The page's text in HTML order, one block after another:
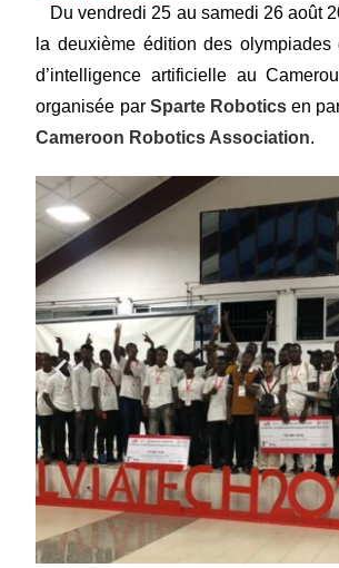
Du vendredi 25 au samedi 26 août
la deuxième édition des
d’intelligence artificielle au
organisée par Sparte Robotics en
Cameroon Robotics Association.